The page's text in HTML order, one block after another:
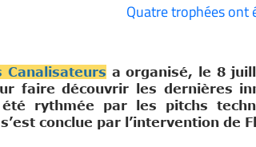
Quatre trophées ont
Canalisateurs a organisé, le 8
faire découvrir les dernières
rythmée par les pitchs
conclue par l’intervention de